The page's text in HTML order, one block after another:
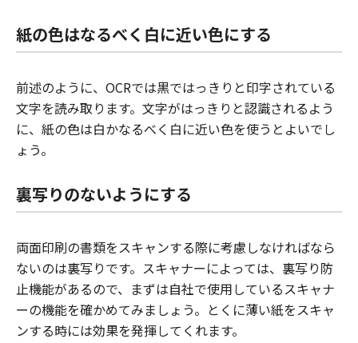
紙の色はなるべく白に近い色にする
前述のように、OCRでは黒ではっきりと印字されている
文字を読み取ります。文字がはっきりと認識されるよう
に、紙の色は白かなるべく白に近い色を使うとよいでし
ょう。
裏写りのないようにする
両面印刷の書類をスキャンする際に考慮しなければなら
ないのは裏写りです。スキャナーによっては、裏写り防
止機能があるので、まずは自社で使用しているスキャナ
ーの機能を確かめてみましょう。とくに薄い紙をスキャ
ンする時には効果を発揮してくれます。